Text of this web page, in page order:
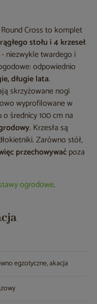
Cross to komplet
stołu i 4 krzeseł.
niezwykle twardego i
odpowiednio
długie lata.
skrzyżowane nogi
wyprofilowane w
średnicy 100 cm na
. Krzesła są
Zarówno stół,
przechowywaćpoza
ogrodowe.
egzotyczne, akacja